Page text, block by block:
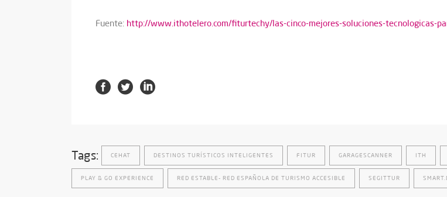
Fuente: http://www.ithotelero.com/fiturtechy/las-cinco-mejores-soluciones-tecnologicas-
Tags: CEHAT DESTINOS TURÍSTICOS INTELIGENTES FITUR GARAGESCANNER ITH
PLAY & GO EXPERIENCE RED ESTABLE- RED ESPAÑOLA DE TURISMO ACCESIBLE SEGITTUR